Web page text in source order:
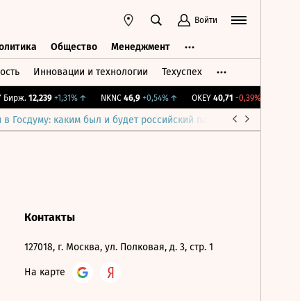
Войти
Общество Менеджмент
Инновации и технологии Техуспех
12,239 +1,31%↑ NKNC 46,9 +0,54%↑ OKEY 40,71 -0,39%↓
Госдуму: каким был и будет российский парламент
Контакты
127018, г. Москва, ул. Полковая, д. 3, стр. 1
На карте